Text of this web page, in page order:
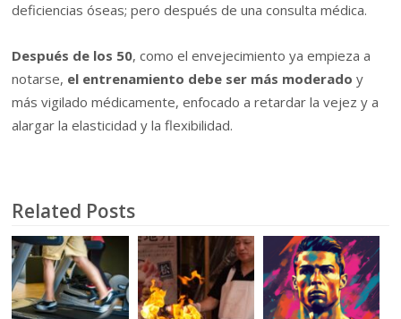
deficiencias óseas; pero después de una consulta médica.
Después de los 50, como el envejecimiento ya empieza a
notarse, el entrenamiento debe ser más moderado y
más vigilado médicamente, enfocado a retardar la vejez y a
alargar la elasticidad y la flexibilidad.
Related Posts